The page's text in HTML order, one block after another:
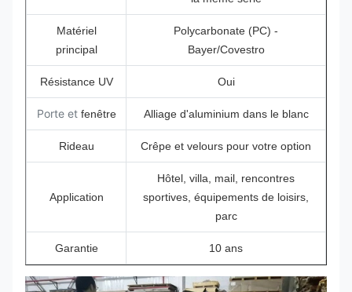
Matériel
principal
Polycarbonate (PC) -
Bayer/Covestro
Résistance UV Oui
Porte et fenêtre Alliage d'aluminium dans le blanc
Rideau Crêpe et velours pour votre option
Application
Hôtel, villa, mail, rencontres
sportives, équipements de loisirs,
parc
Garantie 10 ans